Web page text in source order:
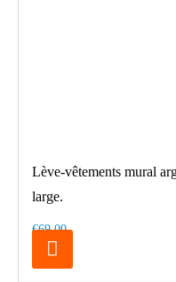
Lève-vêtements mural
large.
€69.00